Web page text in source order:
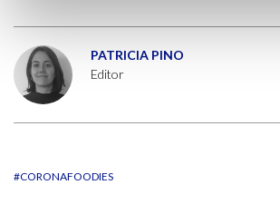
PATRICIA PINO
Editor
#CORONAFOODIES